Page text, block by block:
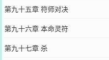
第九十五章 符师对决
第九十六章 本命灵符
第九十七章 杀